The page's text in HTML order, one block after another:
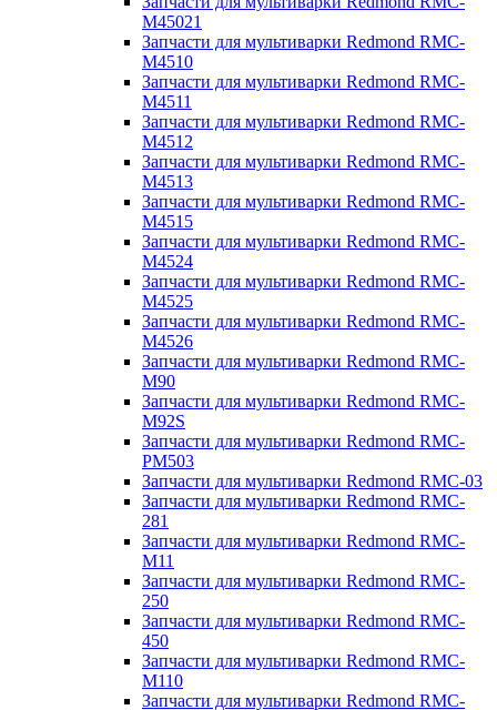
M45021
Запчасти для мультиварки Redmond RMC-
M4510
Запчасти для мультиварки Redmond RMC-
M4511
Запчасти для мультиварки Redmond RMC-
M4512
Запчасти для мультиварки Redmond RMC-
M4513
Запчасти для мультиварки Redmond RMC-
M4515
Запчасти для мультиварки Redmond RMC-
M4524
Запчасти для мультиварки Redmond RMC-
M4525
Запчасти для мультиварки Redmond RMC-
M4526
Запчасти для мультиварки Redmond RMC-
M90
Запчасти для мультиварки Redmond RMC-
M92S
Запчасти для мультиварки Redmond RMC-
PM503
Запчасти для мультиварки Redmond RMC-03
Запчасти для мультиварки Redmond RMC-
281
Запчасти для мультиварки Redmond RMC-
M11
Запчасти для мультиварки Redmond RMC-
250
Запчасти для мультиварки Redmond RMC-
450
Запчасти для мультиварки Redmond RMC-
M110
Запчасти для мультиварки Redmond RMC-